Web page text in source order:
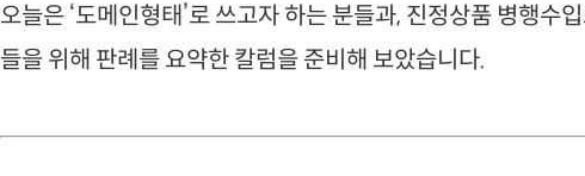
오늘은 ‘도메인형태’로 쓰고자 하는 분들과, 진정상품 병행수
들을 위해 판례를 요약한 칼럼을 준비해 보았습니다.